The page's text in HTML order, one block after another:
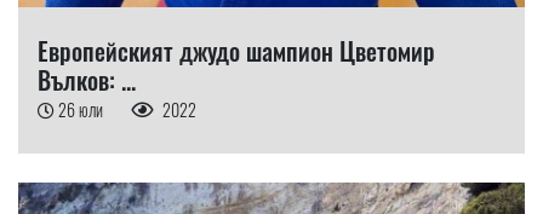
Европейският джудо шампион Цветомир
Вълков: ...
26 юли 2022